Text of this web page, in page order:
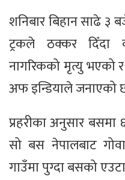
शनिबार बिहान साढे ३
ट्रकले ठक्कर दिँदा
नागरिकको मृत्यु भएको
अफ इन्डियाले जनाएको
प्रहरीका अनुसार बसमा
सो बस नेपालबाट
गाउँमा पुग्दा बसको